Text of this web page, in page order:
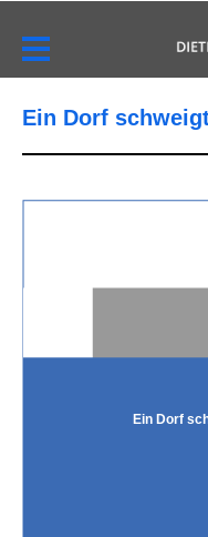
Ein Dorf
Ein Dorf